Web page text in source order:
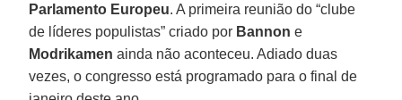
Parlamento Europeu. A primeira reunião do “clube
de líderes populistas” criado por Bannon e
Modrikamen ainda não aconteceu. Adiado duas
vezes, o congresso está programado para o final de